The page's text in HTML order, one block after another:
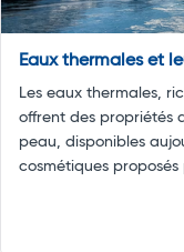
Eaux thermales et
Les eaux thermales,
offrent des propriétés
peau, disponibles
cosmétiques proposés